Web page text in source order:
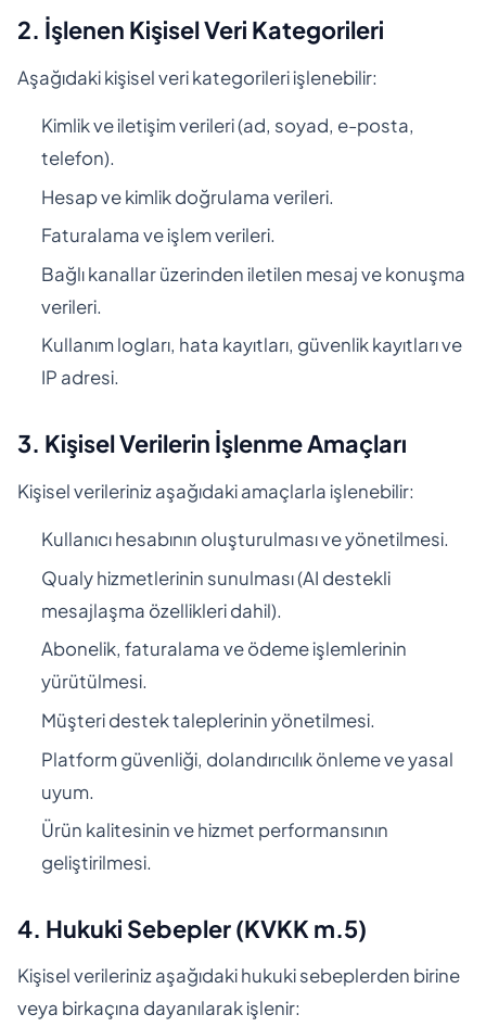
2. İşlenen Kişisel Veri Kategorileri
Aşağıdaki kişisel veri kategorileri işlenebilir:
Kimlik ve iletişim verileri (ad, soyad, e-posta,
telefon).
Hesap ve kimlik doğrulama verileri.
Faturalama ve işlem verileri.
Bağlı kanallar üzerinden iletilen mesaj ve konuşma
verileri.
Kullanım logları, hata kayıtları, güvenlik kayıtları ve
IP adresi.
3. Kişisel Verilerin İşlenme Amaçları
Kişisel verileriniz aşağıdaki amaçlarla işlenebilir:
Kullanıcı hesabının oluşturulması ve yönetilmesi.
Qualy hizmetlerinin sunulması (AI destekli
mesajlaşma özellikleri dahil).
Abonelik, faturalama ve ödeme işlemlerinin
yürütülmesi.
Müşteri destek taleplerinin yönetilmesi.
Platform güvenliği, dolandırıcılık önleme ve yasal
uyum.
Ürün kalitesinin ve hizmet performansının
geliştirilmesi.
4. Hukuki Sebepler (KVKK m.5)
Kişisel verileriniz aşağıdaki hukuki sebeplerden birine
veya birkaçına dayanılarak işlenir: